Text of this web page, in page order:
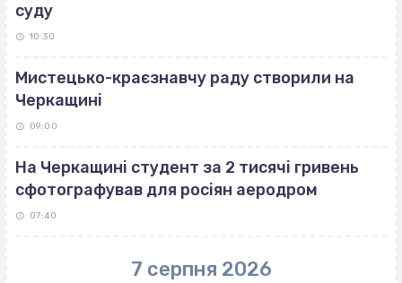
суду
10:30
Мистецько-краєзнавчу раду створили на
Черкащині
09:00
На Черкащині студент за 2 тисячі гривень
сфотографував для росіян аеродром
07:40
7 серпня 2026